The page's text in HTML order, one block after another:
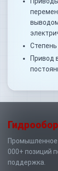
Привод
Промышленное
000+ позиций
поддержка.